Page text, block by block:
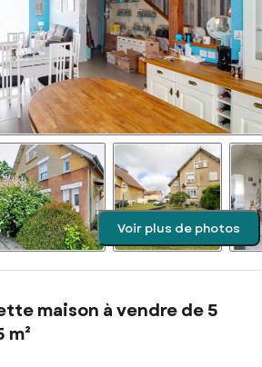
Voir plus de photos
maison à vendre de 5
m²